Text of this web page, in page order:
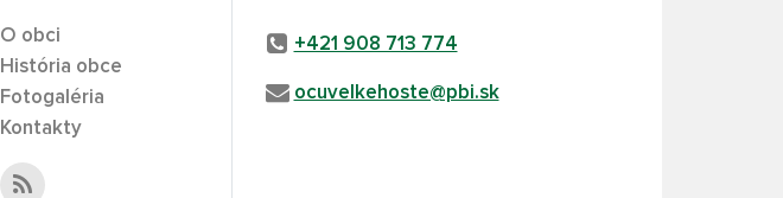
O obci
História obce
Fotogaléria
Kontakty
+421 908 713 774
ocuvelkehoste@pbi.sk